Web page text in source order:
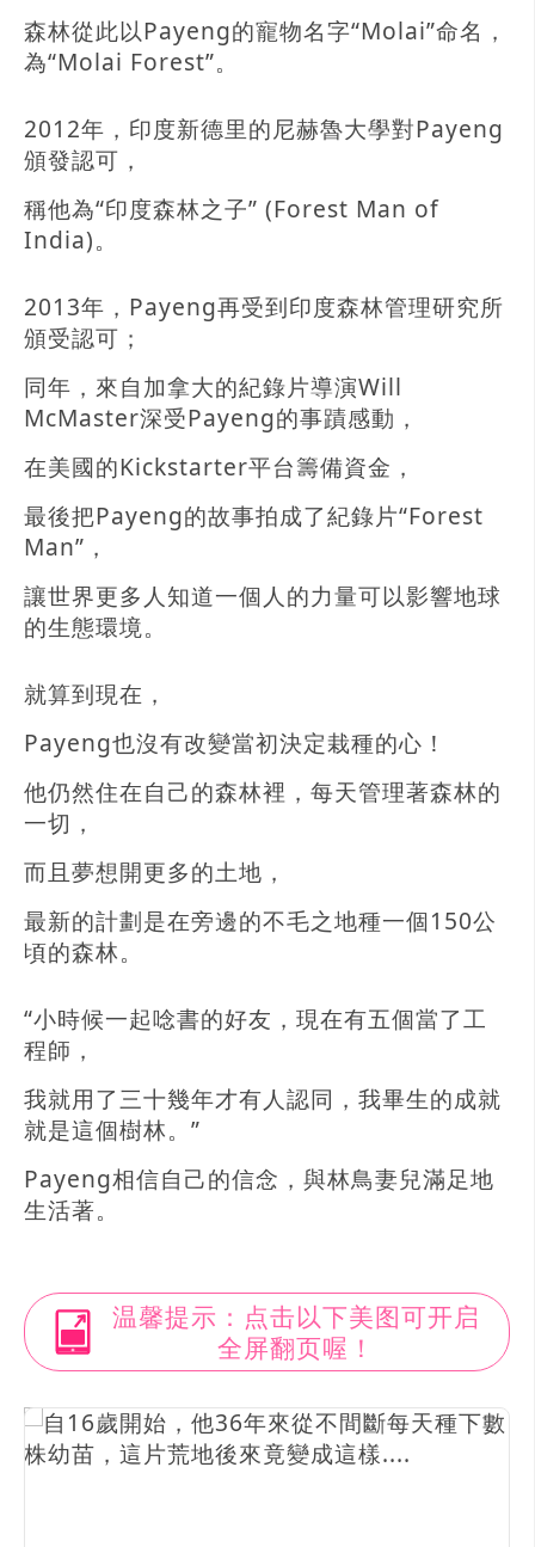
森林從此以Payeng的寵物名字“Molai”命名，
為“Molai Forest”。
2012年，印度新德里的尼赫魯大學對Payeng
頒發認可，
稱他為“印度森林之子” (Forest Man of
India)。
2013年，Payeng再受到印度森林管理研究所
頒受認可；
同年，來自加拿大的紀錄片導演Will
McMaster深受Payeng的事蹟感動，
在美國的Kickstarter平台籌備資金，
最後把Payeng的故事拍成了紀錄片“Forest
Man”，
讓世界更多人知道一個人的力量可以影響地球
的生態環境。
就算到現在，
Payeng也沒有改變當初決定栽種的心！
他仍然住在自己的森林裡，每天管理著森林的
一切，
而且夢想開更多的土地，
最新的計劃是在旁邊的不毛之地種一個150公
頃的森林。
“小時候一起唸書的好友，現在有五個當了工
程師，
我就用了三十幾年才有人認同，我畢生的成就
就是這個樹林。”
Payeng相信自己的信念，與林鳥妻兒滿足地
生活著。
温馨提示：点击以下美图可开启
全屏翻页喔！